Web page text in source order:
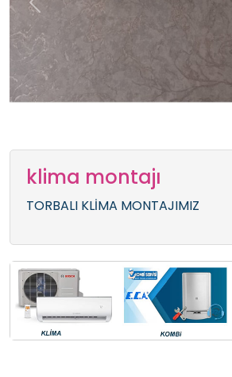
Previous
klima montajı
TORBALI KLİMA MONTAJIMIZ